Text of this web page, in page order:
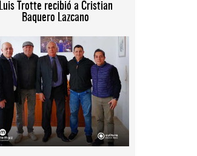
Luis Trotte recibió a Cristian
Baquero Lazcano